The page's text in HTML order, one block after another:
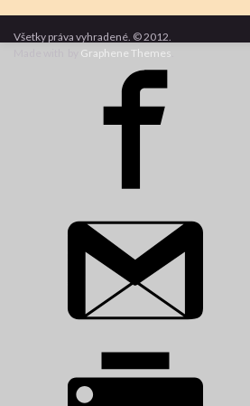
Všetky práva vyhradené. © 2012.
Graphene Themes